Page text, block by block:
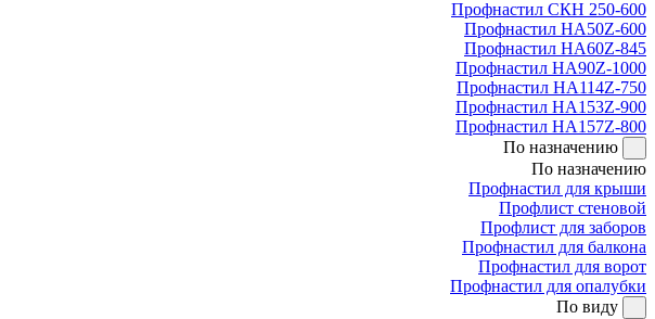
Профнастил СКН 250-600
Профнастил НА50Z-600
Профнастил НА60Z-845
Профнастил НА90Z-1000
Профнастил НА114Z-750
Профнастил НА153Z-900
Профнастил НА157Z-800
По назначению
По назначению
Профнастил для крыши
Профлист стеновой
Профлист для заборов
Профнастил для балкона
Профнастил для ворот
Профнастил для опалубки
По виду